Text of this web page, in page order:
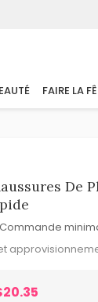
FAIRE LA
De
Commande